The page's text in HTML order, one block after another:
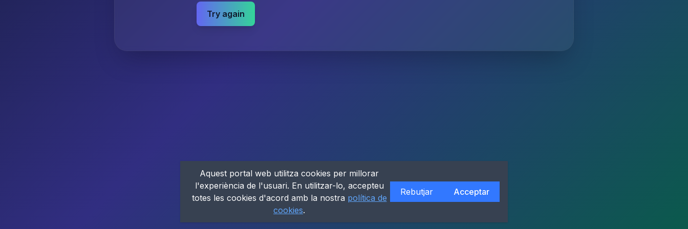
Try again
Aquest portal web utilitza cookies per millorar
l'experiència de l'usuari. En utilitzar-lo, accepteu
totes les cookies d'acord amb la nostra política de
cookies.
Rebutjar Acceptar